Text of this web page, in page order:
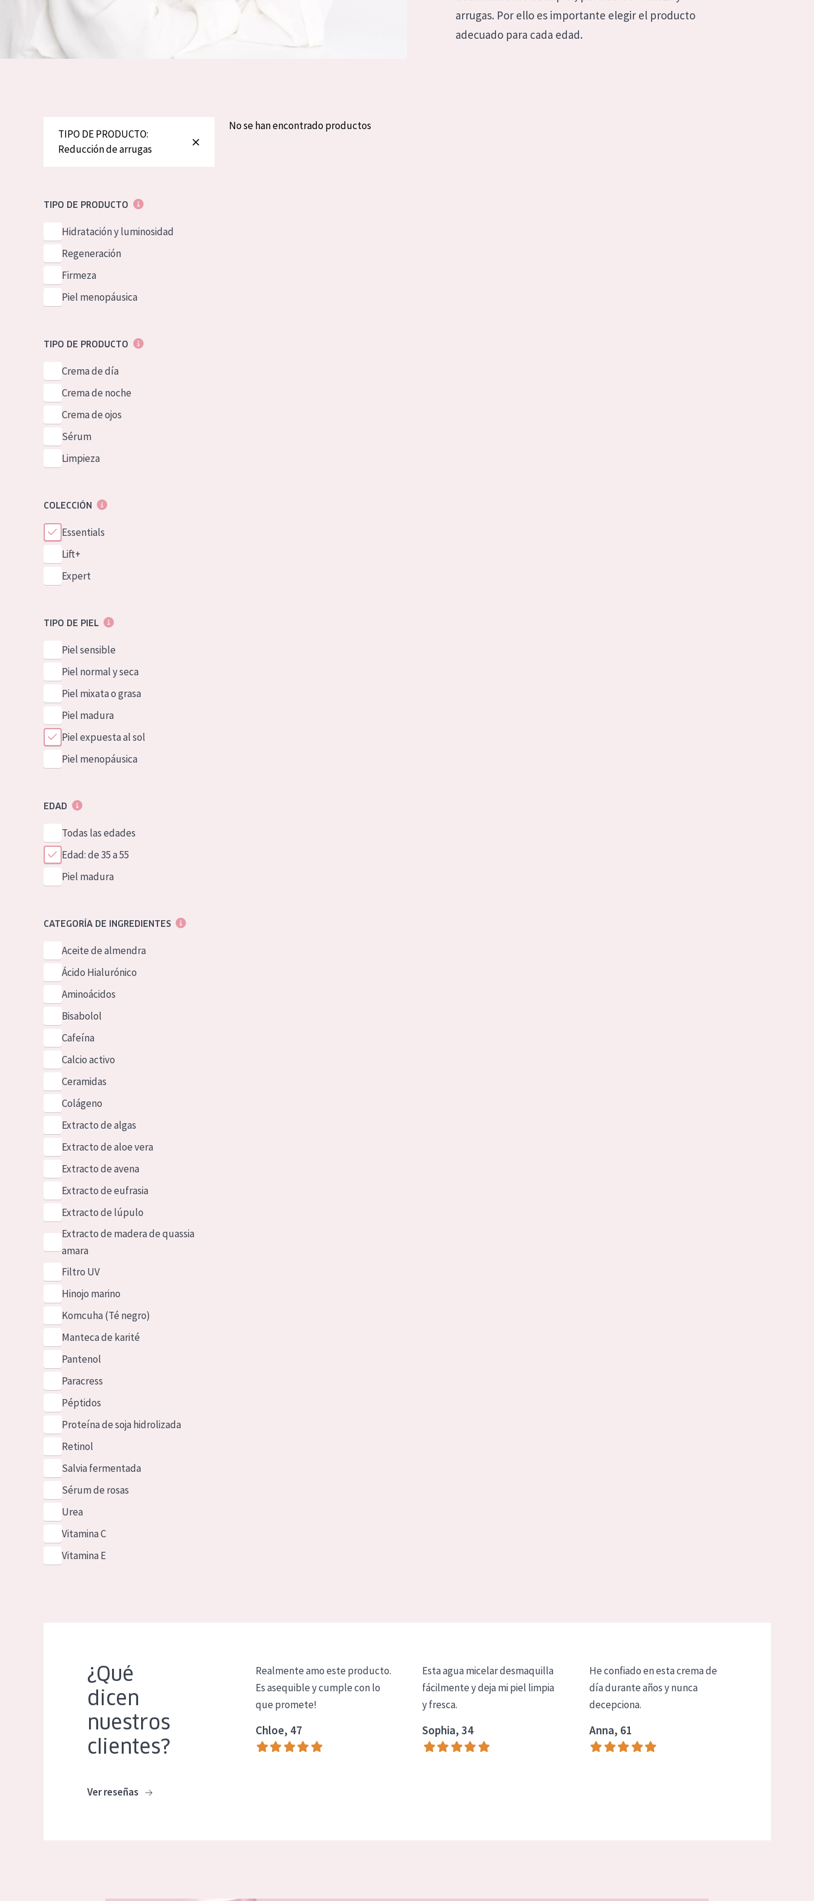
Piel normal y seca
Piel mixata o grasa
Spanish
Greek
arrugas. Por ello es importante elegir el producto
adecuado para cada edad.
TIPO DE PRODUCTO:
Reducción de arrugas
TIPO DE PRODUCTO
Hidratación y luminosidad
Regeneración
Firmeza
Piel menopáusica
TIPO DE PRODUCTO
Crema de día
Crema de noche
Crema de ojos
Sérum
Limpieza
COLECCIÓN
Essentials
Lift+
Expert
TIPO DE PIEL
Piel sensible
Piel normal y seca
Piel mixata o grasa
Piel madura
Piel expuesta al sol
Piel menopáusica
EDAD
Todas las edades
Edad: de 35 a 55
Piel madura
CATEGORÍA DE INGREDIENTES
Aceite de almendra
Ácido Hialurónico
Aminoácidos
Bisabolol
Cafeína
Calcio activo
Ceramidas
Colágeno
Extracto de algas
Extracto de aloe vera
Extracto de avena
Extracto de eufrasia
Extracto de lúpulo
Extracto de madera de quassia
amara
Filtro UV
Hinojo marino
Komcuha (Té negro)
Manteca de karité
Pantenol
Paracress
Péptidos
Proteína de soja hidrolizada
Retinol
Salvia fermentada
Sérum de rosas
Urea
Vitamina C
Vitamina E
No se han encontrado productos
¿Qué
dicen
nuestros
clientes?
Ver reseñas
Realmente amo este producto.
Es asequible y cumple con lo
que promete!
Chloe, 47
Esta agua micelar desmaquilla
fácilmente y deja mi piel limpia
y fresca.
Sophia, 34
He confiado en esta crema de
día durante años y nunca
decepciona.
Anna, 61